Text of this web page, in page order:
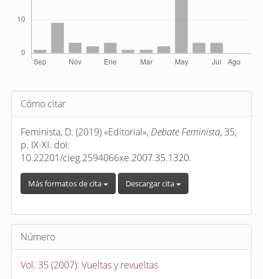
Detalles
del
artículo
Cómo citar
Feminista, D. (2019) «Editorial», Debate Feminista, 35,
p. IX-XI. doi:
10.22201/cieg.2594066xe.2007.35.1320.
Más formatos de cita Descargar cita
Número
Vol. 35 (2007): Vueltas y revueltas